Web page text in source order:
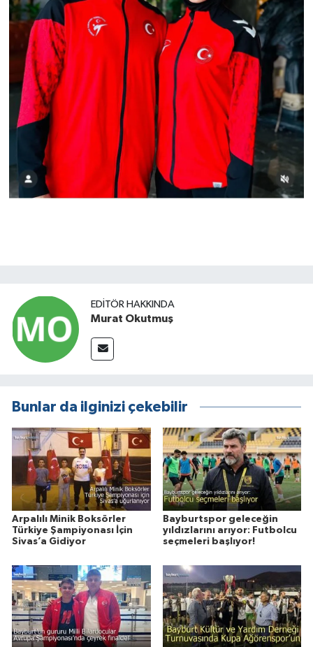
EDITÖR HAKKINDA
Murat Okutmuş
Bunlar da ilginizi çekebilir
Arpalılı Minik Boksörler
Türkiye Şampiyonası İçin
Sivas’a Gidiyor
Bayburtspor geleceğin
yıldızlarını arıyor: Futbolcu
seçmeleri başlıyor!